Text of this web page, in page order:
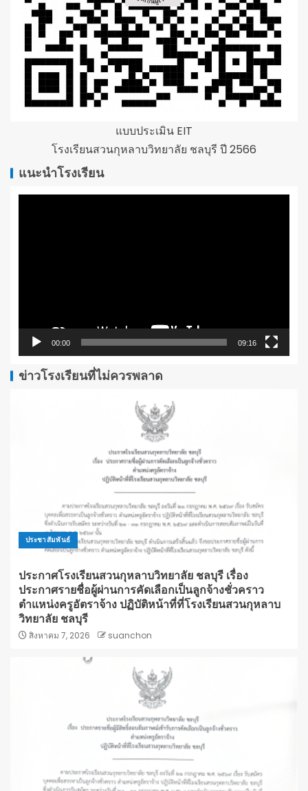
แบบประเมิน EIT
โรงเรียนสวนกุหลาบวิทยาลัย ชลบุรี ปี 2566
แนะนำโรงเรียน
00:00 09:16
ข่าวโรงเรียนที่ไม่ควรพลาด
ประชาสัมพันธ์
ประกาศโรงเรียนสวนกุหลาบวิทยาลัย ชลบุรี เรื่อง
ประกาศรายชื่อผู้ผ่านการคัดเลือกเป็นลูกจ้างชั่วคราว
ตำแหน่งครูอัตราจ้าง ปฏิบัติหน้าที่ที่โรงเรียนสวนกุหลาบ
วิทยาลัย ชลบุรี
สิงหาคม 7, 2026 suanchon